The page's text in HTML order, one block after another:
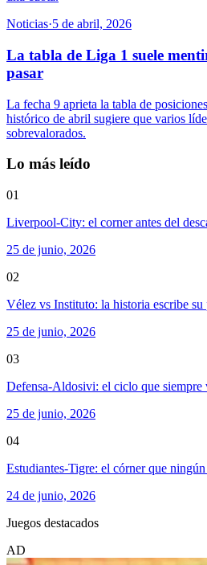
Noticias·5 de abril, 2026
La tabla de Liga 1 suele
pasar
La fecha 9 aprieta la tabla de
histórico de abril sugiere que varios
sobrevalorados.
Lo más leído
01
Liverpool-City: el corner antes del
25 de junio, 2026
02
Vélez vs Instituto: la historia escribe su
25 de junio, 2026
03
Defensa-Aldosivi: el ciclo que siempre
25 de junio, 2026
04
Estudiantes-Tigre: el córner que
24 de junio, 2026
Juegos destacados
AD